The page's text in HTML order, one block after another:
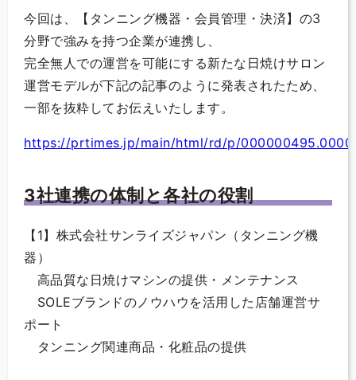
今回は、【タンニング機器・会員管理・決済】の3
分野で強みを持つ企業が連携し、
完全無人での運営を可能にする新たな日焼けサロン
運営モデルが下記の記事のように発表されたため、
一部を抜粋してお伝えいたします。
https://prtimes.jp/main/html/rd/p/
3社連携の体制と各社の役割
【1】株式会社サンライズジャパン（タンニング機
器）
高品質な日焼けマシンの提供・メンテナンス
SOLEブランドのノウハウを活用した店舗運営サ
ポート
タンニング関連商品・化粧品の提供